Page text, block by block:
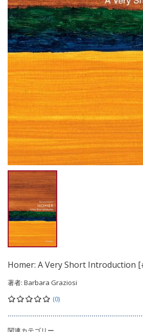
Homer: A Very Short Introduction
著者: Barbara Graziosi
(0)